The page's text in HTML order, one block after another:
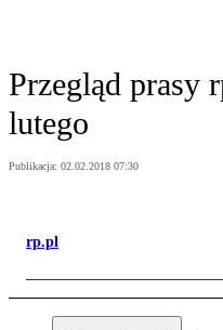
Przegląd prasy
lutego
Publikacja: 02.02.2018 07:30
rp.pl